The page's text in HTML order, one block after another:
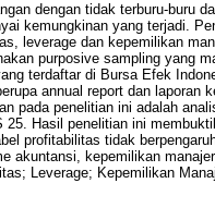
dengan tidak terburu-buru
kemungkinan yang terjadi.
leverage dan kepemilikan
purposive sampling yang
terdaftar di Bursa Efek
annual report dan laporan
pada penelitian ini adalah
Hasil penelitian ini
profitabilitas tidak
akuntansi, kepemilikan
Leverage; Kepemilikan